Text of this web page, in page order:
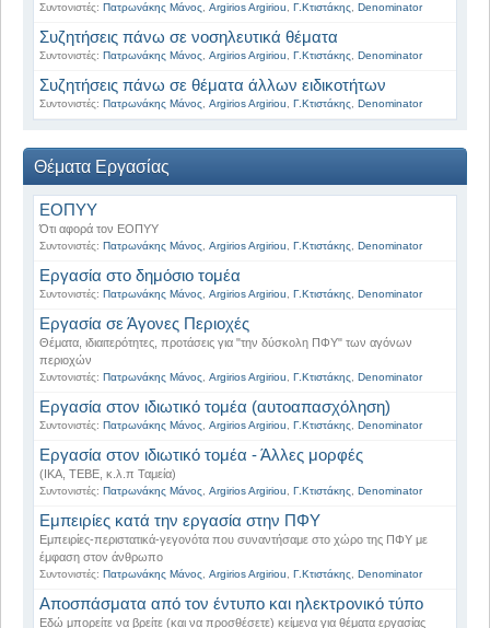
Συντονιστές: Πατρωνάκης Μάνος Argirios Argiriou Γ.Κτιστάκης Denominator
Συζητήσεις πάνω σε νοσηλευτικά θέματα
Συντονιστές: Πατρωνάκης Μάνος Argirios Argiriou Γ.Κτιστάκης Denominator
Συζητήσεις πάνω σε θέματα άλλων ειδικοτήτων
Συντονιστές: Πατρωνάκης Μάνος Argirios Argiriou Γ.Κτιστάκης Denominator
Θέματα Εργασίας
ΕΟΠΥΥ
Ότι αφορά τον ΕΟΠΥΥ
Συντονιστές: Πατρωνάκης Μάνος Argirios Argiriou Γ.Κτιστάκης Denominator
Εργασία στο δημόσιο τομέα
Συντονιστές: Πατρωνάκης Μάνος Argirios Argiriou Γ.Κτιστάκης Denominator
Εργασία σε Άγονες Περιοχές
Θέματα, ιδιαιτερότητες, προτάσεις για "την δύσκολη ΠΦΥ" των αγόνων
περιοχών
Συντονιστές: Πατρωνάκης Μάνος Argirios Argiriou Γ.Κτιστάκης Denominator
Εργασία στον ιδιωτικό τομέα (αυτοαπασχόληση)
Συντονιστές: Πατρωνάκης Μάνος Argirios Argiriou Γ.Κτιστάκης Denominator
Εργασία στον ιδιωτικό τομέα - Άλλες μορφές
(ΙΚΑ, ΤΕΒΕ, κ.λ.π Ταμεία)
Συντονιστές: Πατρωνάκης Μάνος Argirios Argiriou Γ.Κτιστάκης Denominator
Εμπειρίες κατά την εργασία στην ΠΦΥ
Εμπειρίες-περιστατικά-γεγονότα που συναντήσαμε στο χώρο της ΠΦΥ με
έμφαση στον άνθρωπο
Συντονιστές: Πατρωνάκης Μάνος Argirios Argiriou Γ.Κτιστάκης Denominator
Αποσπάσματα από τον έντυπο και ηλεκτρονικό τύπο
Εδώ μπορείτε να βρείτε (και να προσθέσετε) κείμενα για θέματα εργασίας